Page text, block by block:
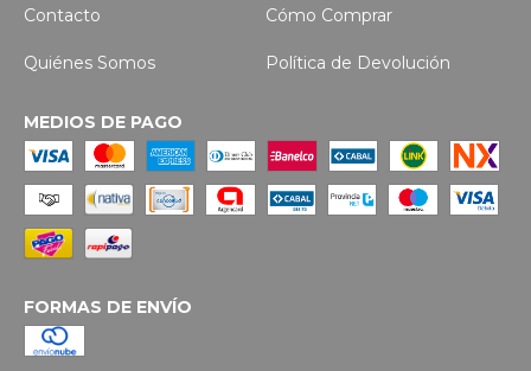
Contacto Cómo Comprar
Quiénes Somos Política de Devolución
MEDIOS DE PAGO
FORMAS DE ENVÍO